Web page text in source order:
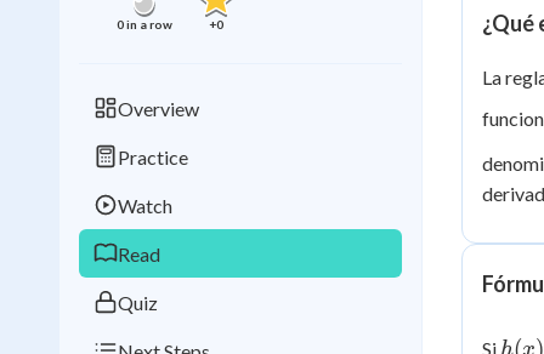
0in a row +0
Overview
Practice
Watch
Read
Quiz
Videos
Read
Best Quiz
Best Streak
¿Qué
La
Si h(x)